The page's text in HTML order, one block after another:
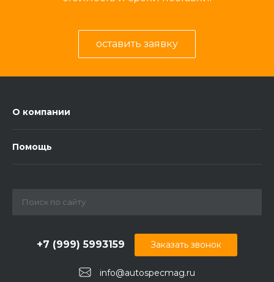
оставить заявку
О компании
Помощь
+7 (999) 5993159
info@autospecmag.ru
Заказать звонок